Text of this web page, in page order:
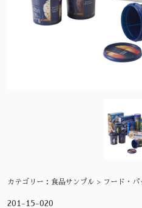
カテゴリー： 食品サンプル > フード・パ
201-15-020